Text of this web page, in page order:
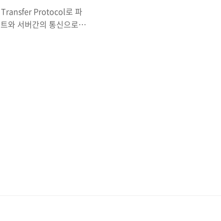
Transfer Protocol로 파
와 서버간의 통신으로
그것이 바로 Passive